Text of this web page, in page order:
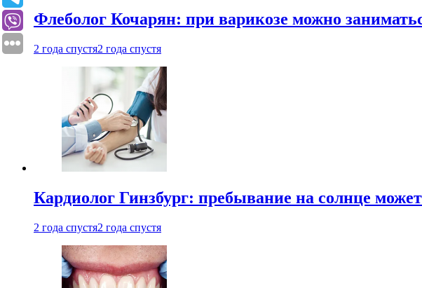
Флеболог Кочарян: при варикозе можно
2 года спустя2 года спустя
Кардиолог Гинзбург: пребывание на солнце
2 года спустя2 года спустя